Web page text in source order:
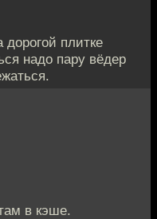
дорогой плитке
надо пару вёдер
в кэше.